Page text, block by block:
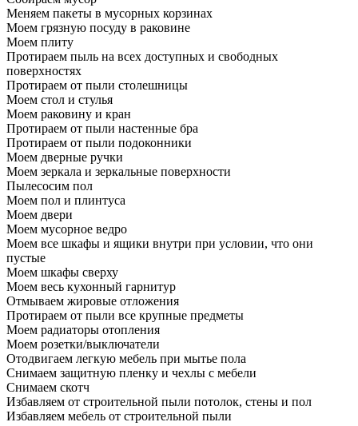
Меняем пакеты в мусорных корзинах
Моем грязную посуду в раковине
Моем плиту
Протираем пыль на всех доступных и свободных
поверхностях
Протираем от пыли столешницы
Моем стол и стулья
Моем раковину и кран
Протираем от пыли настенные бра
Протираем от пыли подоконники
Моем дверные ручки
Моем зеркала и зеркальные поверхности
Пылесосим пол
Моем пол и плинтуса
Моем двери
Моем мусорное ведро
Моем все шкафы и ящики внутри при условии, что они
пустые
Моем шкафы сверху
Моем весь кухонный гарнитур
Отмываем жировые отложения
Протираем от пыли все крупные предметы
Моем радиаторы отопления
Моем розетки/выключатели
Отодвигаем легкую мебель при мытье пола
Снимаем защитную пленку и чехлы с мебели
Снимаем скотч
Избавляем от строительной пыли потолок, стены и пол
Избавляем мебель от строительной пыли